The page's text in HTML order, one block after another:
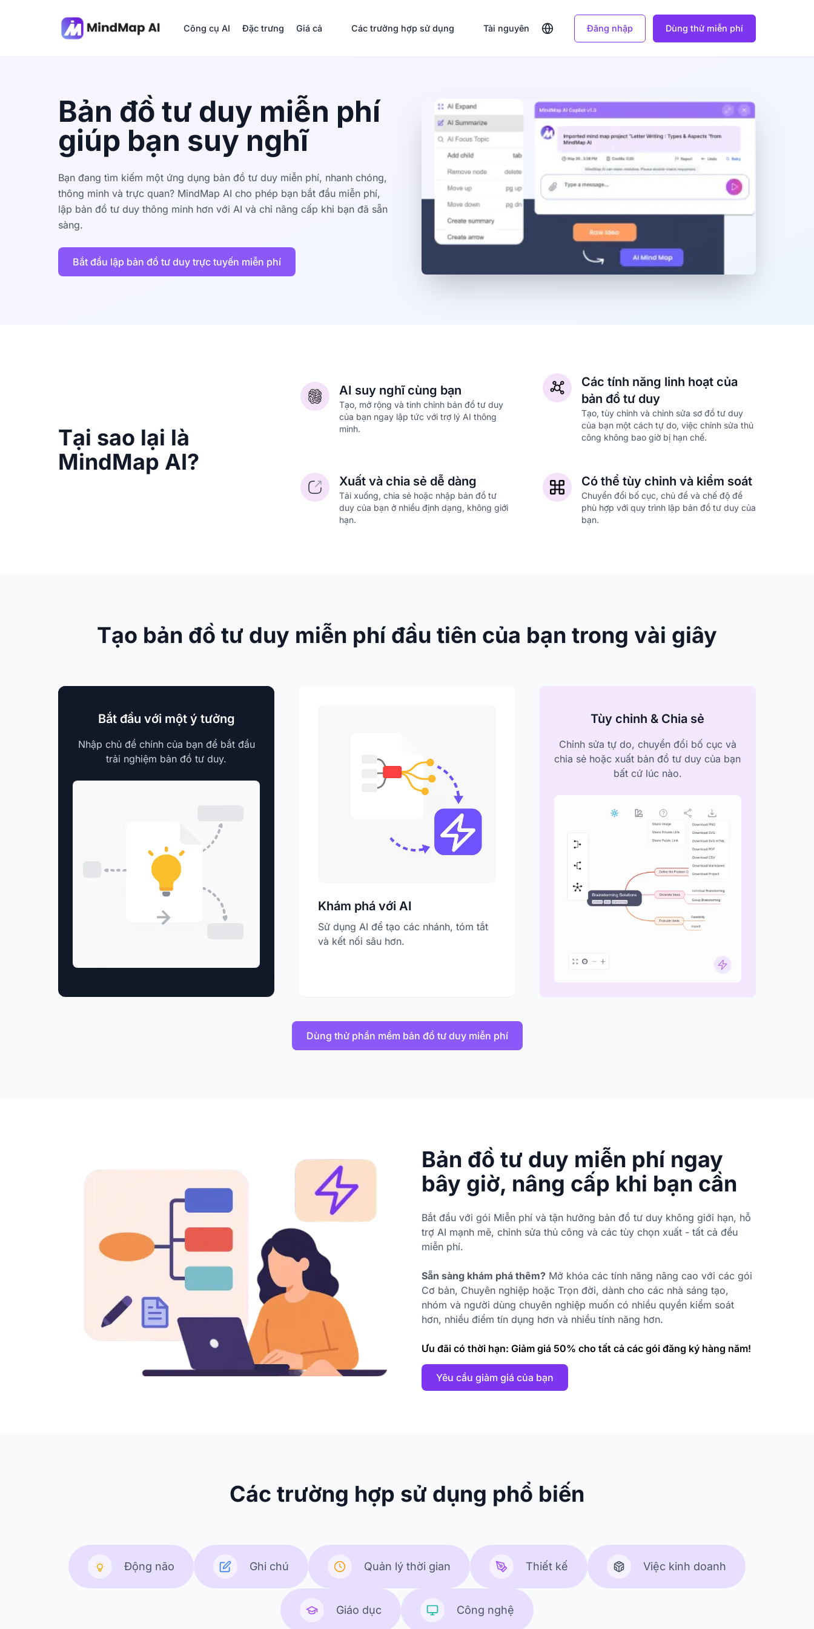
Công cụ AI Đặc trưng Giá cả Các trường hợp sử dụng Tài nguyên Đăng nhập Dùng thử miễn phí
Bản đồ tư duy miễn phí
giúp bạn suy nghĩ
Bạn đang tìm kiếm một ứng dụng bản đồ tư duy miễn phí, nhanh chóng,
thông minh và trực quan? MindMap AI cho phép bạn bắt đầu miễn phí,
lập bản đồ tư duy thông minh hơn với AI và chỉ nâng cấp khi bạn đã sẵn
sàng.
Bắt đầu lập bản đồ tư duy trực tuyến miễn phí
Tại sao lại là
MindMap AI?
AI suy nghĩ cùng bạn
Tạo, mở rộng và tinh chỉnh bản đồ tư duy
của bạn ngay lập tức với trợ lý AI thông
minh.
Các tính năng linh hoạt của
bản đồ tư duy
Tạo, tùy chỉnh và chỉnh sửa sơ đồ tư duy
của bạn một cách tự do, việc chỉnh sửa thủ
công không bao giờ bị hạn chế.
Xuất và chia sẻ dễ dàng
Tải xuống, chia sẻ hoặc nhập bản đồ tư
duy của bạn ở nhiều định dạng, không giới
hạn.
Có thể tùy chỉnh và kiểm soát
Chuyển đổi bố cục, chủ đề và chế độ để
phù hợp với quy trình lập bản đồ tư duy của
bạn.
Tạo bản đồ tư duy miễn phí đầu tiên của bạn trong vài giây
Bắt đầu với một ý tưởng
Nhập chủ đề chính của bạn để bắt đầu
trải nghiệm bản đồ tư duy.
Khám phá với AI
Sử dụng AI để tạo các nhánh, tóm tắt
và kết nối sâu hơn.
Tùy chỉnh & Chia sẻ
Chỉnh sửa tự do, chuyển đổi bố cục và
chia sẻ hoặc xuất bản đồ tư duy của bạn
bất cứ lúc nào.
Dùng thử phần mềm bản đồ tư duy miễn phí
Bản đồ tư duy miễn phí ngay
bây giờ, nâng cấp khi bạn cần
Bắt đầu với gói Miễn phí và tận hưởng bản đồ tư duy không giới hạn, hỗ
trợ AI mạnh mẽ, chỉnh sửa thủ công và các tùy chọn xuất - tất cả đều
miễn phí.
Sẵn sàng khám phá thêm? Mở khóa các tính năng nâng cao với các gói
Cơ bản, Chuyên nghiệp hoặc Trọn đời, dành cho các nhà sáng tạo,
nhóm và người dùng chuyên nghiệp muốn có nhiều quyền kiểm soát
hơn, nhiều điểm tín dụng hơn và nhiều tính năng hơn.
Ưu đãi có thời hạn: Giảm giá 50% cho tất cả các gói đăng ký hàng năm!
Yêu cầu giảm giá của bạn
Các trường hợp sử dụng phổ biến
Động não Ghi chú Quản lý thời gian Thiết kế Việc kinh doanh
Giáo dục Công nghệ